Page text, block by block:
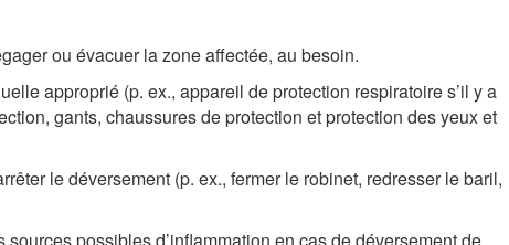
ou évacuer la zone affectée, au besoin.
approprié (p. ex., appareil de protection respiratoire s’il y a
gants, chaussures de protection et protection des yeux et
le déversement (p. ex., fermer le robinet, redresser le baril,